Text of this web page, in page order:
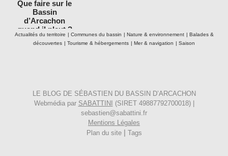
Que faire sur le
Bassin
d’Arcachon
quand il pleut ?
Actualités du territoire | Communes du bassin | Nature & environnement | Balades &
découvertes | Tourisme & hébergements | Mer & navigation | Saison
LE BLOG DE SÉBASTIEN DU BASSIN D’ARCACHON
Webmédia par SABATTINI
(SIRET 49887792700018) |
sebastien@sabattini.fr
Mentions Légales
Plan du site | Tags